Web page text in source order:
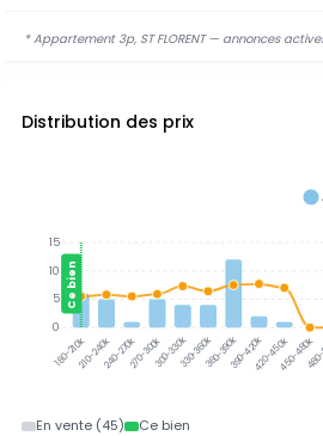
* Appartement 3p, ST FLORENT — annonces
Distribution des prix
180-210k210-240k240-270k270-300k300-330k330-360k360-390k390-420k420-450k450-480k
Ce bien
15
10
5
0
En vente (45) Ce bien